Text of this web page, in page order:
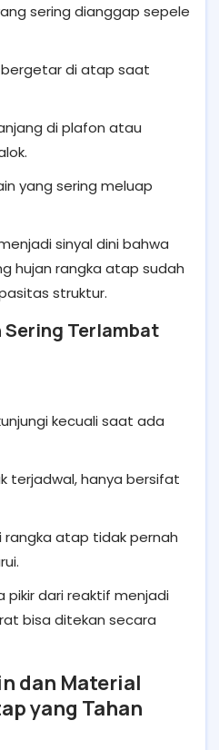
sering dianggap sepele
di atap saat
di plafon atau
yang sering meluap
sinyal dini bahwa
hujan rangka atap sudah
struktur.
Sering Terlambat
kecuali saat ada
terjadwal, hanya bersifat
rangka atap tidak pernah
pikir dari reaktif menjadi
bisa ditekan secara
dan Material
yang Tahan